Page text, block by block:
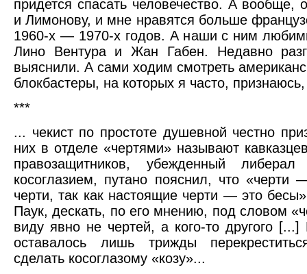
придется спасать человечество. А вообще,
и Лимонову, и мне нравятся больше
1960-х — 1970-х годов. А наши с ним
Лино Вентура и Жан Габен. Недавно
выяснили. А сами ходим смотреть
блокбастеры, на которых я часто,
***
... чекист по простоте душевной честно
них в отделе «чертями» называют
правозащитников, убежденный
косоглазием, путано пояснил, что
черти, так как настоящие черти — это
Паук, дескать, по его мнению, под словом
виду явно не чертей, а кого-то другого [...]
оставалось лишь трижды
сделать косоглазому «козу»...